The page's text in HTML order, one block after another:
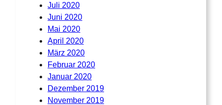
Juli 2020
Juni 2020
Mai 2020
April 2020
März 2020
Februar 2020
Januar 2020
Dezember 2019
November 2019